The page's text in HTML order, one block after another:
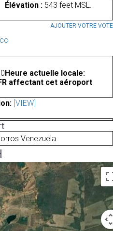
Élévation : 543 feet MSL.
AJOUTER VOTRE VOTE
Heure actuelle locale:
affectant cet aéroport
[VIEW]
Venezuela